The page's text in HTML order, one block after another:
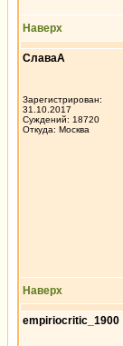
Наверх
СлаваА
Зарегистрирован:
31.10.2017
Суждений: 18720
Откуда: Москва
Наверх
empiriocritic_1900